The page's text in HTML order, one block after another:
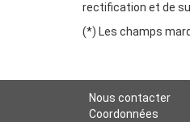
rectification et de
(*) Les champs
Nous contacter
Coordonnées